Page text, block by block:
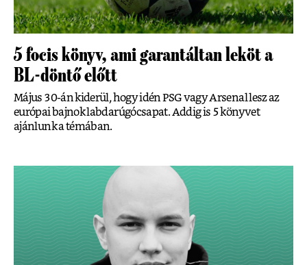
5 focis könyv, ami garantáltan leköt a
BL-döntő előtt
Május 30-án kiderül, hogy idén PSG vagy Arsenal lesz az
európai bajnok labdarúgócsapat. Addig is 5 könyvet
ajánlunk a témában.